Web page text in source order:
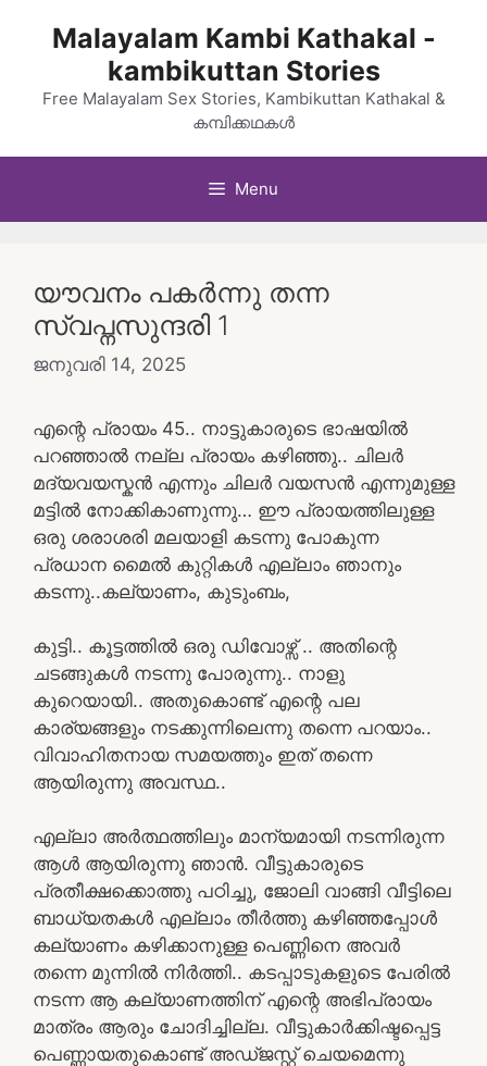
Malayalam Kambi Kathakal -
kambikuttan Stories
Free Malayalam Sex Stories, Kambikuttan Kathakal &
കമ്പിക്കഥകൾ
Menu
യൗവനം പകർന്നു തന്ന
സ്വപ്നസുന്ദരി 1
ജനുവരി 14, 2025
എന്റെ പ്രായം 45.. നാട്ടുകാരുടെ ഭാഷയിൽ
പറഞ്ഞാൽ നല്ല പ്രായം കഴിഞ്ഞു.. ചിലർ
മദ്യവയസ്കൻ എന്നും ചിലർ വയസൻ എന്നുമുള്ള
മട്ടിൽ നോക്കികാണുന്നു… ഈ പ്രായത്തിലുള്ള
ഒരു ശരാശരി മലയാളി കടന്നു പോകുന്ന
പ്രധാന മൈൽ കുറ്റികൾ എല്ലാം ഞാനും
കടന്നു..കല്യാണം, കുടുംബം,
കുട്ടി.. കൂട്ടത്തിൽ ഒരു ഡിവോഴ്സ് .. അതിന്റെ
ചടങ്ങുകൾ നടന്നു പോരുന്നു.. നാളു
കുറെയായി.. അതുകൊണ്ട് എന്റെ പല
കാര്യങ്ങളും നടക്കുന്നിലെന്നു തന്നെ പറയാം..
വിവാഹിതനായ സമയത്തും ഇത് തന്നെ
ആയിരുന്നു അവസ്ഥ..
എല്ലാ അർത്ഥത്തിലും മാന്യമായി നടന്നിരുന്ന
ആൾ ആയിരുന്നു ഞാൻ. വീട്ടുകാരുടെ
പ്രതീക്ഷക്കൊത്തു പഠിച്ചു, ജോലി വാങ്ങി വീട്ടിലെ
ബാധ്യതകൾ എല്ലാം തീർത്തു കഴിഞ്ഞപ്പോൾ
കല്യാണം കഴിക്കാനുള്ള പെണ്ണിനെ അവർ
തന്നെ മുന്നിൽ നിർത്തി.. കടപ്പാടുകളുടെ പേരിൽ
നടന്ന ആ കല്യാണത്തിന് എന്റെ അഭിപ്രായം
മാത്രം ആരും ചോദിച്ചില്ല. വീട്ടുകാർക്കിഷ്ടപ്പെട്ട
പെണ്ണായതുകൊണ്ട് അഡ്ജസ്റ്റ് ചെയമെന്നു